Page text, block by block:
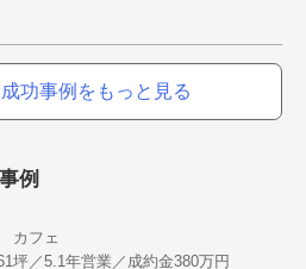
功事例をもっと見る
例
カフェ
坪／5.1年営業／成約金380万円